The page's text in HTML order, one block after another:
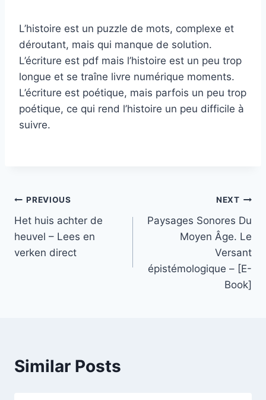
L’histoire est un puzzle de mots, complexe et
déroutant, mais qui manque de solution.
L’écriture est pdf mais l’histoire est un peu trop
longue et se traîne livre numérique moments.
L’écriture est poétique, mais parfois un peu trop
poétique, ce qui rend l’histoire un peu difficile à
suivre.
PREVIOUS
Het huis achter de
heuvel – Lees en
verken direct
NEXT
Paysages Sonores Du
Moyen Âge. Le
Versant
épistémologique – [E-
Book]
Similar Posts